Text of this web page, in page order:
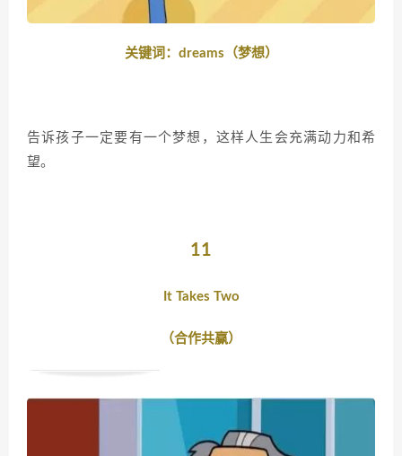
关键词：dreams（梦想）
告诉孩子一定要有一个梦想，这样人生会充满动力和希
望。
11
It Takes Two
（合作共赢）